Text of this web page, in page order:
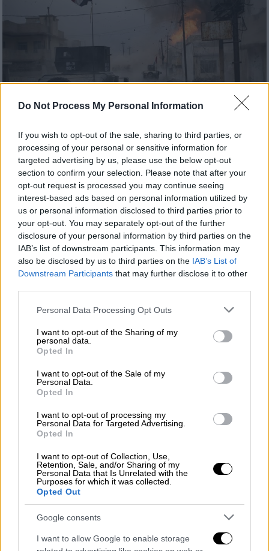
Do Not Process My Personal Information
If you wish to opt-out of the sale, sharing to third parties, or
processing of your personal or sensitive information for
targeted advertising by us, please use the below opt-out
section to confirm your selection. Please note that after your
opt-out request is processed you may continue seeing
interest-based ads based on personal information utilized by
us or personal information disclosed to third parties prior to
your opt-out. You may separately opt-out of the further
disclosure of your personal information by third parties on the
IAB’s list of downstream participants. This information may
also be disclosed by us to third parties on the IAB’s List of
Downstream Participants that may further disclose it to other
Please note that this website/app uses one or more Google
not limited to your visit or usage behaviour. You may click to
grant or deny consent to Google and its third-party tags to
use your data for below specified purposes in below Google
consent section.
Personal Data Processing Opt Outs
I want to opt-out of the Sharing of my
personal data.
Opted In
I want to opt-out of the Sale of my
Personal Data.
Opted In
I want to opt-out of processing my
Personal Data for Targeted Advertising.
Opted In
I want to opt-out of Collection, Use,
Retention, Sale, and/or Sharing of my
Personal Data that Is Unrelated with the
Purposes for which it was collected.
Opted Out
Google consents
I want to allow Google to enable storage
Κόσμος|01.12.2024 20:33
Γιατί φούντωσε τώρα ο εμφύλιος στη
Συρία και γιατί οι τζιχαντιστές
προέλασαν τόσο άνετα προς το Χαλέπι
Μίνι χρονικό του εμφυλίου στη Συρία – Ο
ρόλος της Ρωσίας, η αποδυνάμωση της
Χεζμπολάχ, ο ρόλος του Ισραήλ και το
προφίλ των ανταρτών
Κόσμος|11.09.2024 06:15
11η Σεπτεμβρίου: «Αν και δε σε γνώρισα,
δε θα σε ξεχάσω»: 23 χρόνια μετά, οι
οικογένειες κρατούν τη μνήμη των